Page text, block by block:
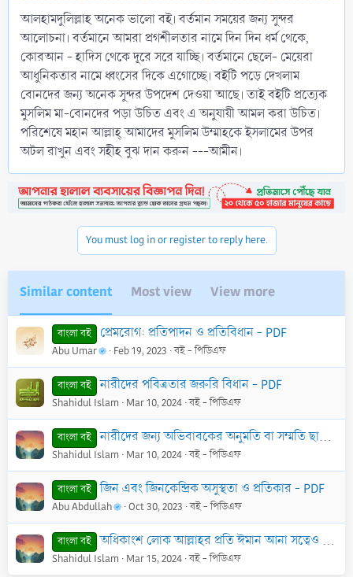
আলহামদুলিল্লাহ অনেক ভালো বই। বর্তমান সময়ের জন্য সুন্দর
আলোচনা। বর্তমানে আমরা প্রগশীলতার নামে দিন দিন ধর্ম থেকে,
কোরআন - হাদিস থেকে দূরে সরে যাচ্ছি। বর্তমানে ছেলে- মেয়েরা
আধুনিকতার নামে ধ্বংসের দিকে এগোচ্ছে। বইটি পড়ে দেখলাম
বোনদের জন্য অনেক সুন্দর উপদেশ দেওয়া আছে। তাই বইটি প্রত্যেক
মুসলিম মা-বোনদের পড়া উচিত এবং এ অনুযায়ী আমল করা উচিত।
পরিশেষে মহান আল্লাহ্ আমাদের মুসলিম উম্মাহকে ইসলামের উপর
অটল রাখুন এবং সহীহ বুঝ দান করুন ---আমীন।
You must log in or register to reply here.
Similar content Most view View more
বাংলা বই প্রেমরোগ: প্রতিপাদন ও প্রতিবিধান - PDF
Abu Umar Feb 19, 2023 বই - পিডিএফ
বাংলা বই নারীদের পবিত্রতার জরুরি বিধান - PDF
Shahidul Islam Mar 10, 2024 বই - পিডিএফ
বাংলা বই নারীদের জন্য অভিবাবকের অনুমতি বা সম্মতি ছাড়া বিয়ে করা কি বৈধ - PDF
Shahidul Islam Mar 10, 2024 বই - পিডিএফ
বাংলা বই জিন এবং জিনকেন্দ্রিক অসুস্থতা ও প্রতিকার - PDF
Abu Abdullah Oct 30, 2023 বই - পিডিএফ
বাংলা বই অধিকাংশ লোক আল্লাহর প্রতি ঈমান আনা সত্বেও মুশরিক - PDF
Shahidul Islam Mar 15, 2024 বই - পিডিএফ